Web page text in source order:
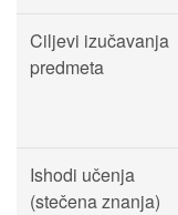
Ciljevi izučavanja
predmeta
Ishodi učenja
(stečena znanja)